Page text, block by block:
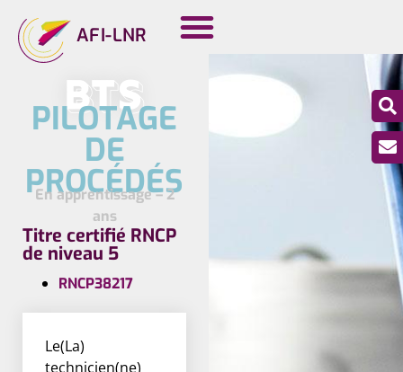
AFI-LNR
BTS
PILOTAGE
DE
PROCÉDÉS
En apprentissage – 2
ans
Titre certifié RNCP
de niveau 5
RNCP38217
Le(La)
technicien(ne)